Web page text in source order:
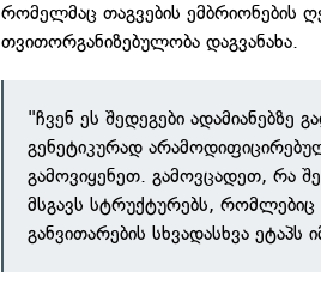
რომელმაც თაგვების ემბრიონების
თვითორგანიზებულობა დაგვანახა.
"ჩვენ ეს შედეგები
გენეტიკურად
გამოვიყენეთ. გამოვცადეთ, რა
მსგავს სტრუქტურებს, რომლებიც
განვითარების სხვადასხვა